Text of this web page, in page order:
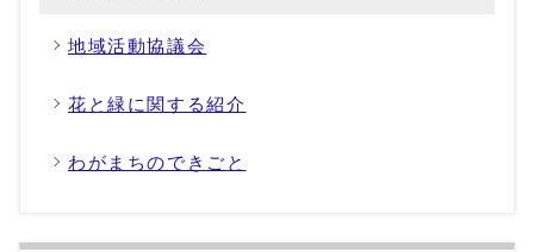
地域活動協議会
花と緑に関する紹介
わがまちのできごと